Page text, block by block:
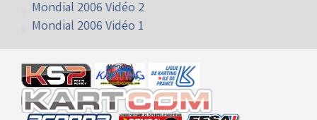
MONDIAL 2006 Finale (fin)
Mondial 2006 Finale
Mondial 2006 Vidéo 1